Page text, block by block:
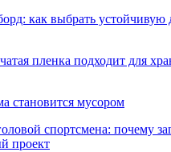
как выбрать устойчивую
пленка подходит для
становится мусором
спортсмена: почему
проект